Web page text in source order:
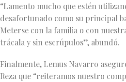
“Lamento mucho que estén
desafortunado como su principal
Meterse con la familia o con
trácala y sin escrúpulos”, abundó.
Finalmente, Lemus Navarro
Reza que “reiteramos nuestro